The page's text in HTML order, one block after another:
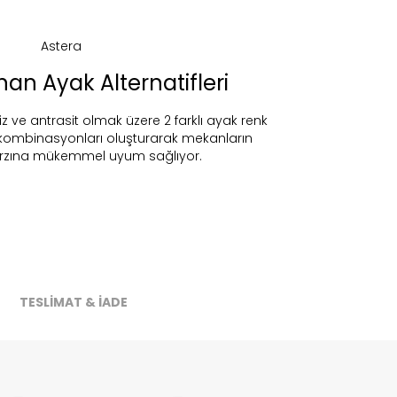
Ayak Alternatifleri
ve antrasit olmak üzere 2 farklı ayak renk
oluşturarak mekanların
mükemmel uyum sağlıyor.
TESLİMAT & İADE